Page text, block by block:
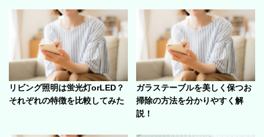
リビング照明は蛍光灯orLED？
それぞれの特徴を比較してみた
ガラステーブルを美しく保つお
掃除の方法を分かりやすく解
説！